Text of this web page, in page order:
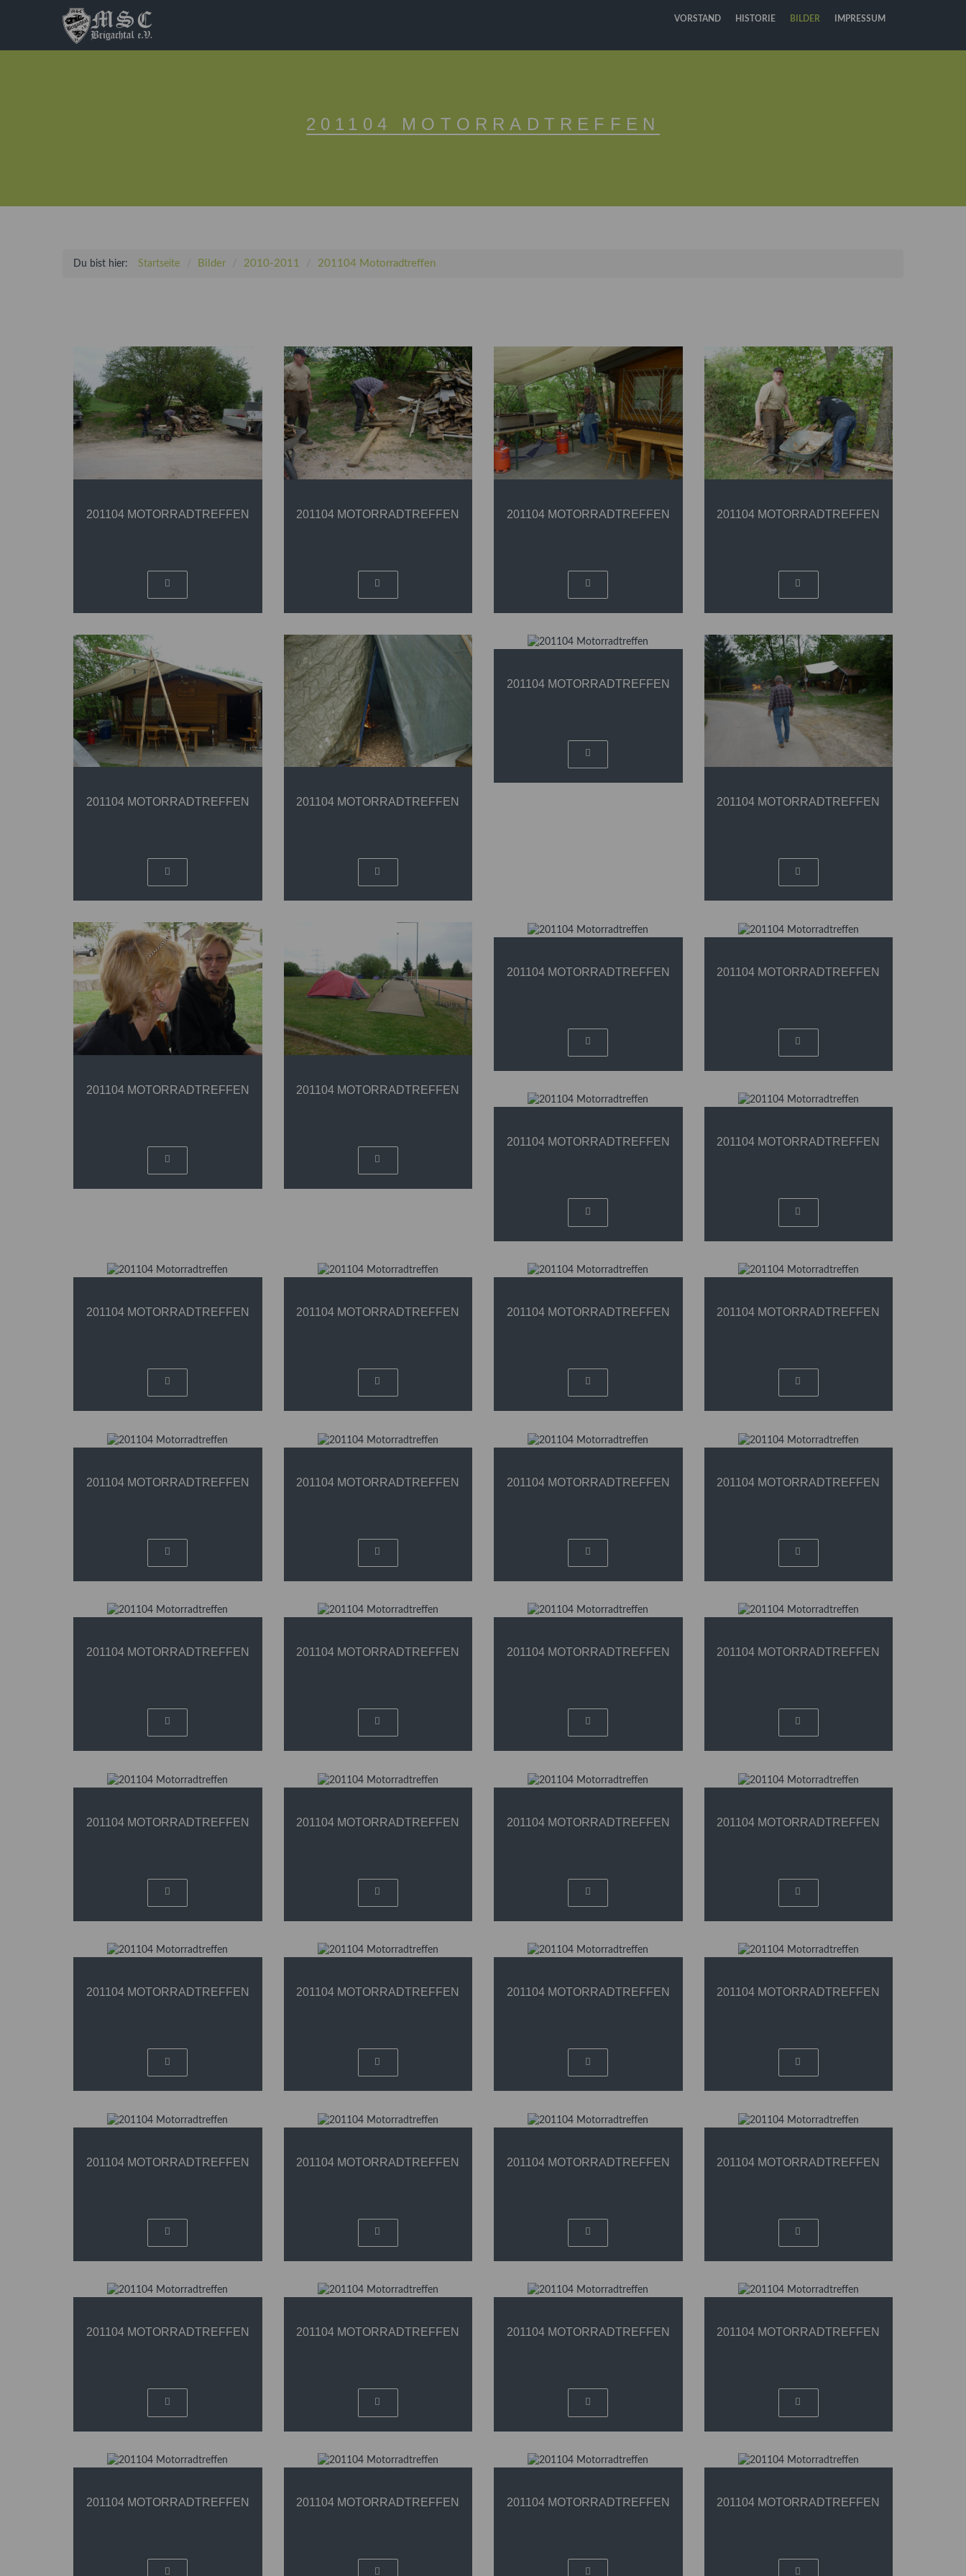
VORSTAND HISTORIE BILDER IMPRESSUM
201104 MOTORRADTREFFEN
Du bist hier: Startseite Bilder 2010-2011 201104 Motorradtreffen
201104 MOTORRADTREFFEN 201104 MOTORRADTREFFEN 201104 MOTORRADTREFFEN 201104 MOTORRADTREFFEN
201104 MOTORRADTREFFEN 201104 MOTORRADTREFFEN
201104 MOTORRADTREFFEN
201104 MOTORRADTREFFEN
201104 MOTORRADTREFFEN 201104 MOTORRADTREFFEN
201104 MOTORRADTREFFEN 201104 MOTORRADTREFFEN
201104 MOTORRADTREFFEN 201104 MOTORRADTREFFEN
201104 MOTORRADTREFFEN 201104 MOTORRADTREFFEN 201104 MOTORRADTREFFEN 201104 MOTORRADTREFFEN
201104 MOTORRADTREFFEN 201104 MOTORRADTREFFEN 201104 MOTORRADTREFFEN 201104 MOTORRADTREFFEN
201104 MOTORRADTREFFEN 201104 MOTORRADTREFFEN 201104 MOTORRADTREFFEN 201104 MOTORRADTREFFEN
201104 MOTORRADTREFFEN 201104 MOTORRADTREFFEN 201104 MOTORRADTREFFEN 201104 MOTORRADTREFFEN
201104 MOTORRADTREFFEN 201104 MOTORRADTREFFEN 201104 MOTORRADTREFFEN 201104 MOTORRADTREFFEN
201104 MOTORRADTREFFEN 201104 MOTORRADTREFFEN 201104 MOTORRADTREFFEN 201104 MOTORRADTREFFEN
201104 MOTORRADTREFFEN 201104 MOTORRADTREFFEN 201104 MOTORRADTREFFEN 201104 MOTORRADTREFFEN
201104 MOTORRADTREFFEN 201104 MOTORRADTREFFEN 201104 MOTORRADTREFFEN 201104 MOTORRADTREFFEN